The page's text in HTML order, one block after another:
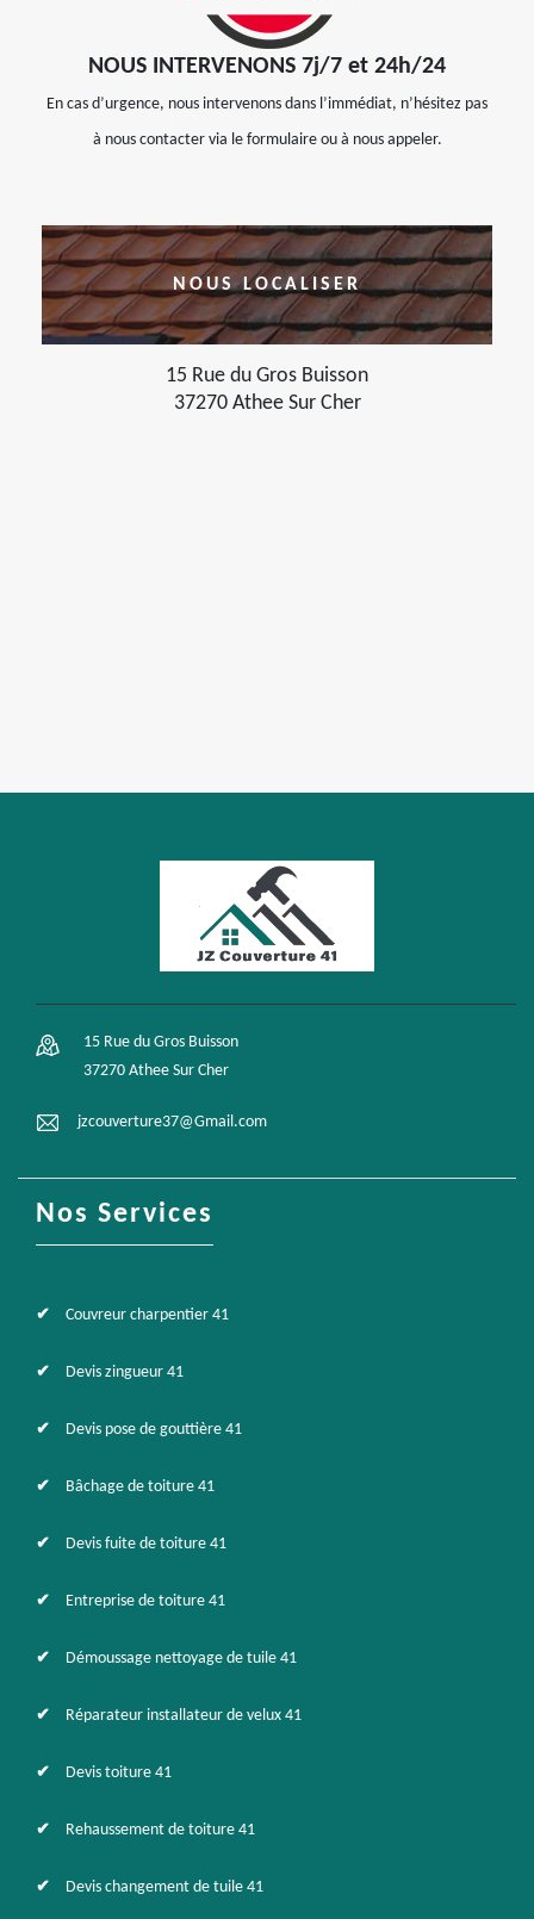
NOUS INTERVENONS 7j/7 et 24h/24
En cas d’urgence, nous intervenons dans l’immédiat, n’hésitez pas
à nous contacter via le formulaire ou à nous appeler.
NOUS LOCALISER
15 Rue du Gros Buisson
37270 Athee Sur Cher
15 Rue du Gros Buisson
37270 Athee Sur Cher
jzcouverture37@Gmail.com
Nos Services
Couvreur charpentier 41
Devis zingueur 41
Devis pose de gouttière 41
Bâchage de toiture 41
Devis fuite de toiture 41
Entreprise de toiture 41
Démoussage nettoyage de tuile 41
Réparateur installateur de velux 41
Devis toiture 41
Rehaussement de toiture 41
Devis changement de tuile 41